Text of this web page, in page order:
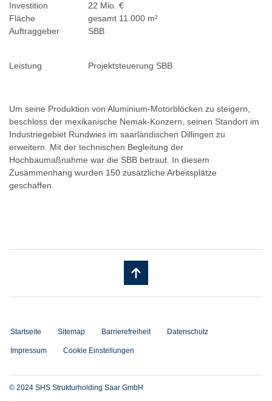
Investition
22 Mio. €
Fläche
gesamt 11.000 m²
Auftraggeber
SBB
Leistung Projektsteuerung SBB
Um seine Produktion von Aluminium-Motorblöcken zu steigern,
beschloss der mexikanische Nemak-Konzern, seinen Standort im
Industriegebiet Rundwies im saarländischen Dillingen zu
erweitern. Mit der technischen Begleitung der
Hochbaumaßnahme war die SBB betraut. In diesem
Zusammenhang wurden 150 zusätzliche Arbeitsplätze
geschaffen.
Startseite Sitemap Barrierefreiheit Datenschutz
Impressum Cookie Einstellungen
© 2024 SHS Strukturholding Saar GmbH